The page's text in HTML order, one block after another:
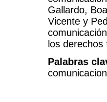
Gallardo,
Vicente y
los
Palabras